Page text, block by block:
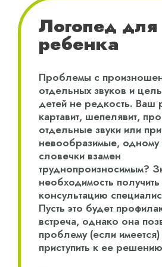
Логопед для
ребенка
Проблемы с
отдельных звуков и
детей не редкость. Ваш
картавит, шепелявит,
отдельные звуки или
невообразимые, одному
словечки взамен
труднопроизносимым?
необходимость
консультацию
Пусть это будет
встреча, однако она
проблему (если
приступить к ее